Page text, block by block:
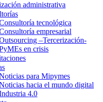
administrativa
tecnológica
empresarial
–Tercerización-
en crisis
para Mipymes
hacia el mundo digital
4.0